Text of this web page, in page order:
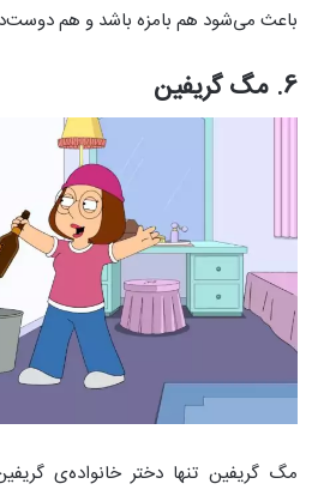
باعث می‌شود هم بامزه باشد و هم
6. مگ گریفین
مگ گریفین تنها دختر خانواده‌ی